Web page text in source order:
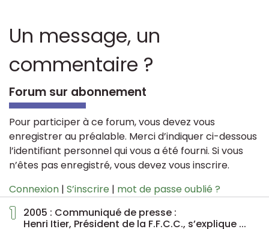
1
2005 : Communiqué de presse :
Henri Itier, Président de la F.F.C.C., s’explique ...
Un message, un
commentaire ?
Forum sur abonnement
Pour participer à ce forum, vous devez vous
enregistrer au préalable. Merci d’indiquer ci-dessous
l’identifiant personnel qui vous a été fourni. Si vous
n’êtes pas enregistré, vous devez vous inscrire.
Connexion | S’inscrire | mot de passe oublié ?